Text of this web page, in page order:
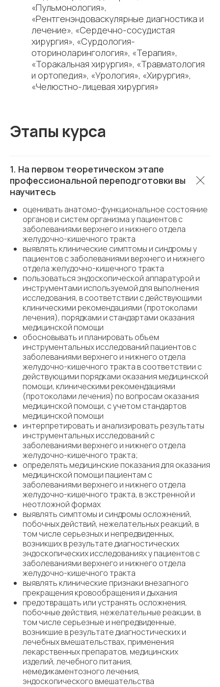
«Пульмонология»,
«Рентгенэндоваскулярные диагностика и
лечение», «Сердечно-сосудистая
хирургия», «Сурдология-
оториноларингология», «Терапия»,
«Торакальная хирургия», «Травматология
и ортопедия», «Урология», «Хирургия»,
«Челюстно-лицевая хирургия»
Этапы курса
1. На первом теоретическом этапе
профессиональной переподготовки вы
научитесь
оценивать анатомо-функциональное состояние
органов и систем организма у пациентов с
заболеваниями верхнего и нижнего отдела
желудочно-кишечного тракта
выявлять клинические симптомы и синдромы у
пациентов с заболеваниями верхнего и нижнего
отдела желудочно-кишечного тракта
пользоваться эндоскопической аппаратурой и
инструментами используемой для выполнения
исследования, в соответствии с действующими
клиническими рекомендациями (протоколами
лечения), порядками и стандартами оказания
медицинской помощи
обосновывать и планировать объем
инструментальных исследований пациентов с
заболеваниями верхнего и нижнего отдела
желудочно-кишечного тракта в соответствии с
действующими порядками оказания медицинской
помощи, клиническими рекомендациями
(протоколами лечения) по вопросам оказания
медицинской помощи, с учетом стандартов
медицинской помощи
интерпретировать и анализировать результаты
инструментальных исследований с
заболеваниями верхнего и нижнего отдела
желудочно-кишечного тракта;
определять медицинские показания для оказания
медицинской помощи пациентам с
заболеваниями верхнего и нижнего отдела
желудочно-кишечного тракта, в экстренной и
неотложной формах
выявлять симптомы и синдромы осложнений,
побочных действий, нежелательных реакций, в
том числе серьезных и непредвиденных,
возникших в результате диагностических
эндоскопических исследованиях у пациентов с
заболеваниями верхнего и нижнего отдела
желудочно-кишечного тракта
выявлять клинические признаки внезапного
прекращения кровообращения и дыхания
предотвращать или устранять осложнения,
побочные действия, нежелательные реакции, в
том числе серьезные и непредвиденные,
возникшие в результате диагностических и
лечебных вмешательствах, применения
лекарственных препаратов, медицинских
изделий, лечебного питания,
немедикаментозного лечения,
эндоскопического вмешательства